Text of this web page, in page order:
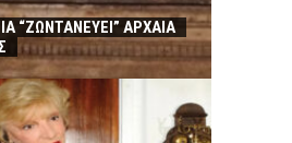
“ΖΩΝΤΑΝΕΥΕΙ” ΑΡΧΑΙΑ